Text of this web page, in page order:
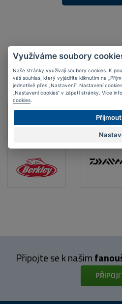
Nejoblíbenějšíznačky
Připojte se k našim
Využíváme soubory
Naše stránky využívají soubory cookies. K
váš souhlas, který vyjádříte kliknutím na
jednotlivě přes „Nastavení“. Nastavení
„Nastavení cookies“ v zápatí stránky. Více
cookies